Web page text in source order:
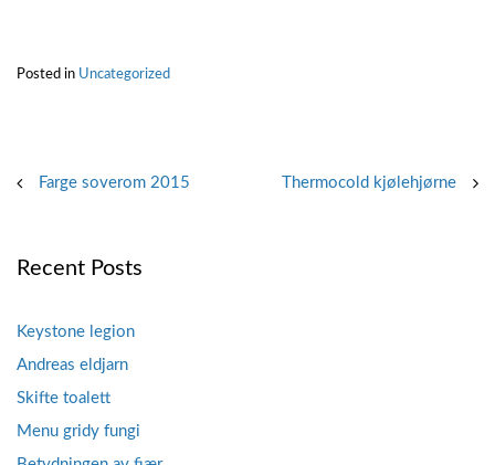
Posted in Uncategorized
PostFarge soverom 2015 Thermocold kjølehjørne
Recent Posts
Keystone legion
Andreas eldjarn
Skifte toalett
Menu gridy fungi